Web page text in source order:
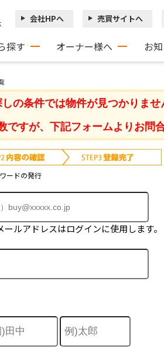
会社HPへ 売買サイトへ
探す オーナー様へ お
しの条件では物件が見つかりませ
ですが、下記フォームよりお問
ードの発行
ルアドレスはログインに使用します。